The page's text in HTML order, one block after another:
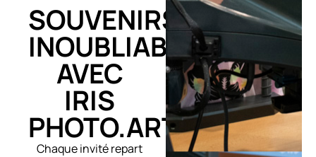
SOUVENIRS
INOUBLIABLES
AVEC
IRIS
PHOTO.ART
Chaque invité repart